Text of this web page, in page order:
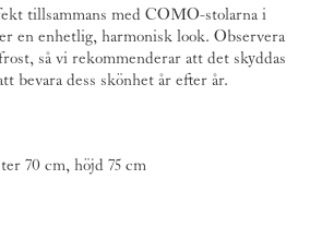
tillsammans med COMO-stolarna i
en enhetlig, harmonisk look. Observera
så vi rekommenderar att det skyddas
bevara dess skönhet år efter år.
70 cm, höjd 75 cm